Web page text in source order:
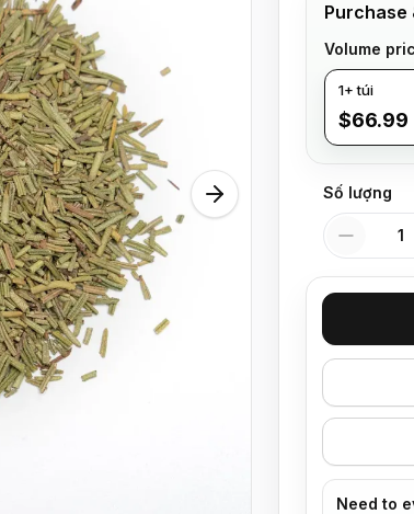
Purchase
Volume
1+ túi
$66.99
Số lượng
Số lượng
Need to